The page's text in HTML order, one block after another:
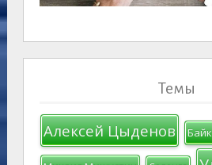
Темы
Алексей Цыденов